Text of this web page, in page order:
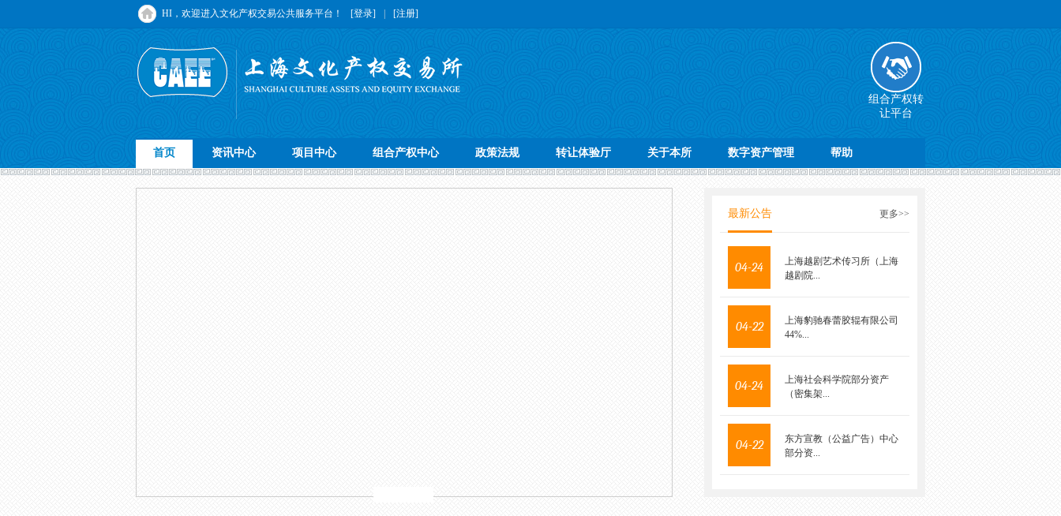
HI，欢迎进入文化产权交易公共服务平台！ [登录] [注册]
组合产权转
让平台
首页 资讯中心 项目中心 组合产权中心 政策法规 转让体验厅 关于本所 数字资产管理 帮助
更多>>
最新公告
04-24
上海越剧艺术传习所（上海
越剧院...
04-22
上海豹驰春蕾胶辊有限公司
44%...
04-24
上海社会科学院部分资产
（密集架...
04-22
东方宣教（公益广告）中心
部分资...